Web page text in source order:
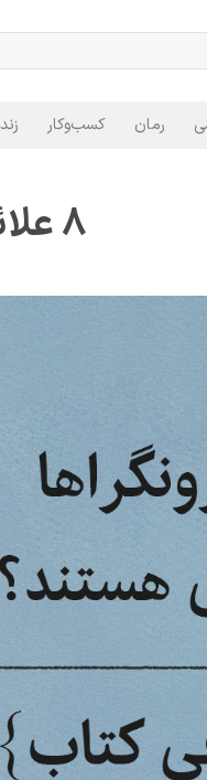
رمان کسب‌وکار
8 علائم درونگرایی